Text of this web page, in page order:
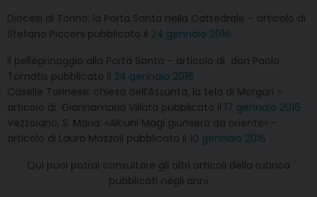
Diocesi di Torino: la Porta Santa nella Cattedrale – articolo di
Stefano Picceni pubblicato il 24 gennaio 2016
Il pellegrinaggio alla Porta Santa – articolo di don Paolo
Tomatis pubblicato il 24 gennaio 2016
Caselle Torinese: chiesa dell’Assunta, la tela di Morgari –
articolo di Giannamaria Villata pubblicato il 17 gennaio 2016
Vezzolano, S. Maria: «Alcuni Magi giunsero da oriente» –
articolo di Laura Mazzoli pubblicato il 10 gennaio 2016
Qui puoi potrai consultare gli altri articoli della rubrica
pubblicati negli anni